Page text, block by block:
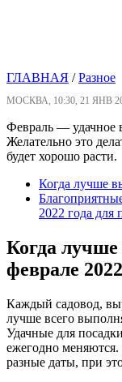
ГЛАВНАЯ /Разное
МОСКВА, 10:30, 21 ЯНВ
Февраль — удачное
Желательно это
будет хорошо расти.
Когда лучше
2022 года для
Когда
феврале
Каждый садовод,
лучше всего
Удачные для
ежегодно
разные даты, при